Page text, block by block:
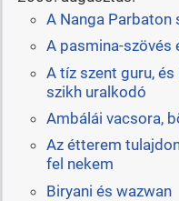
A Nanga Parbaton
A pasmina-szövés
A tíz szent guru, és
szikh uralkodó
Ambálái vacsora,
Az étterem
fel nekem
Biryani és wazwan